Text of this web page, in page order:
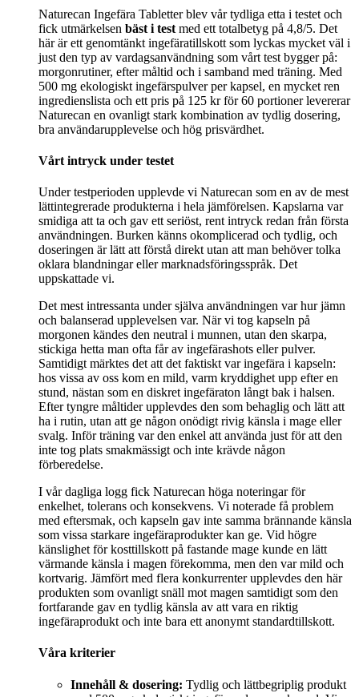
Naturecan Ingefära Tabletter blev vår tydliga etta i testet och
fick utmärkelsen bäst i test med ett totalbetyg på 4,8/5. Det
här är ett genomtänkt ingefäratillskott som lyckas mycket väl i
just den typ av vardagsanvändning som vårt test bygger på:
morgonrutiner, efter måltid och i samband med träning. Med
500 mg ekologiskt ingefärspulver per kapsel, en mycket ren
ingredienslista och ett pris på 125 kr för 60 portioner levererar
Naturecan en ovanligt stark kombination av tydlig dosering,
bra användarupplevelse och hög prisvärdhet.
Vårt intryck under testet
Under testperioden upplevde vi Naturecan som en av de mest
lättintegrerade produkterna i hela jämförelsen. Kapslarna var
smidiga att ta och gav ett seriöst, rent intryck redan från första
användningen. Burken känns okomplicerad och tydlig, och
doseringen är lätt att förstå direkt utan att man behöver tolka
oklara blandningar eller marknadsföringsspråk. Det
uppskattade vi.
Det mest intressanta under själva användningen var hur jämn
och balanserad upplevelsen var. När vi tog kapseln på
morgonen kändes den neutral i munnen, utan den skarpa,
stickiga hetta man ofta får av ingefärashots eller pulver.
Samtidigt märktes det att det faktiskt var ingefära i kapseln:
hos vissa av oss kom en mild, varm kryddighet upp efter en
stund, nästan som en diskret ingefäraton långt bak i halsen.
Efter tyngre måltider upplevdes den som behaglig och lätt att
ha i rutin, utan att ge någon onödigt rivig känsla i mage eller
svalg. Inför träning var den enkel att använda just för att den
inte tog plats smakmässigt och inte krävde någon
förberedelse.
I vår dagliga logg fick Naturecan höga noteringar för
enkelhet, tolerans och konsekvens. Vi noterade få problem
med eftersmak, och kapseln gav inte samma brännande känsla
som vissa starkare ingefäraprodukter kan ge. Vid högre
känslighet för kosttillskott på fastande mage kunde en lätt
värmande känsla i magen förekomma, men den var mild och
kortvarig. Jämfört med flera konkurrenter upplevdes den här
produkten som ovanligt snäll mot magen samtidigt som den
fortfarande gav en tydlig känsla av att vara en riktig
ingefäraprodukt och inte bara ett anonymt standardtillskott.
Våra kriterier
Innehåll & dosering: Tydlig och lättbegriplig produkt